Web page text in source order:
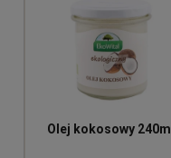
Olej kokosowy 240ml